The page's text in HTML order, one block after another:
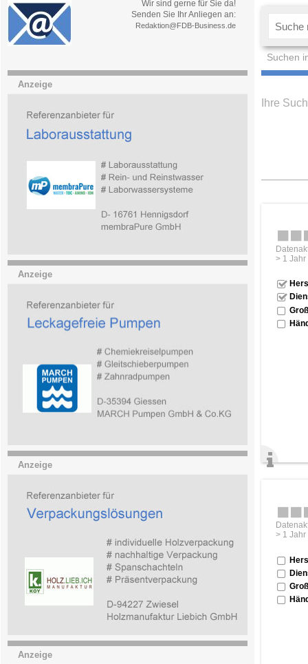
Wir sind gerne für Sie da!
Senden Sie Ihr Anliegen an:
Redaktion@FDB-Business.de
Suchen
Anzeige
Anzeige
Anzeige
Anzeige
Ihre
> 1 Jahr
> 1 Jahr